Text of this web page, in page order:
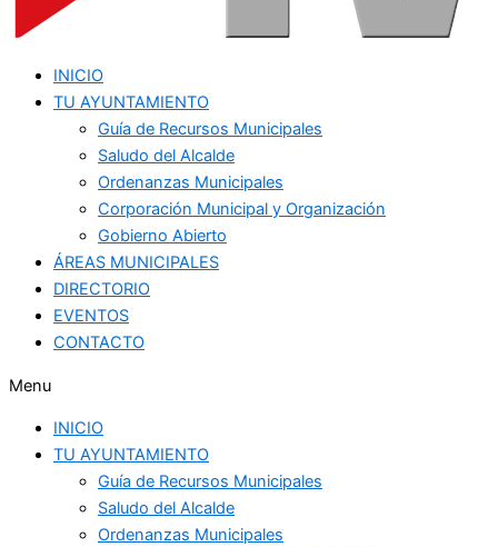
INICIO
TU AYUNTAMIENTO
Guía de Recursos Municipales
Saludo del Alcalde
Ordenanzas Municipales
Corporación Municipal y Organización
Gobierno Abierto
ÁREAS MUNICIPALES
DIRECTORIO
EVENTOS
CONTACTO
Menu
INICIO
TU AYUNTAMIENTO
Guía de Recursos Municipales
Saludo del Alcalde
Ordenanzas Municipales